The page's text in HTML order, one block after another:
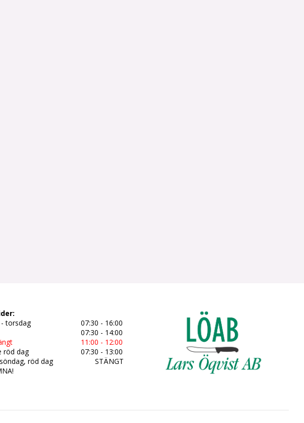
torsdag
07:30 - 16:00
07:30 - 14:00
11:00 - 12:00
röd dag
07:30 - 13:00
röd dag
STÄNGT